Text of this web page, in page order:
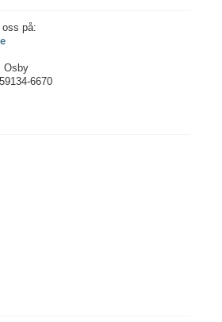
på:
Osby
6670